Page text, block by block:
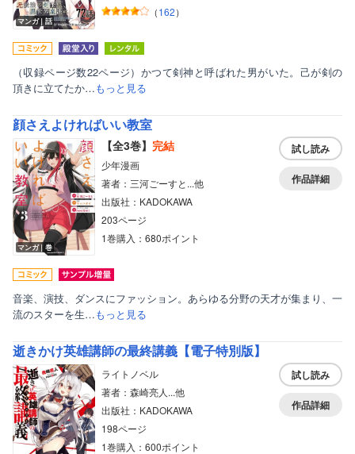
マンガ｜話
（162）
（収録ページ数22ページ）かつて剣神と呼ばれた男がいた。己が剣の
頂きに立てたか…もっと見る
顔さえよければいい教室
マンガ｜巻
【全3巻】 完結
少年漫画
著者：三河ごーすと...他
出版社：KADOKAWA
203ページ
1巻購入：680ポイント
試し読み
作品詳細
音楽、演技、ダンスにファッション。あらゆる分野の天才が集まり、一
流のスターを生…もっと見る
逝きかけ英雄講師の最終講義【電子特別版】
ライトノベル
著者：森崎亮人...他
出版社：KADOKAWA
198ページ
1巻購入：600ポイント
試し読み
作品詳細